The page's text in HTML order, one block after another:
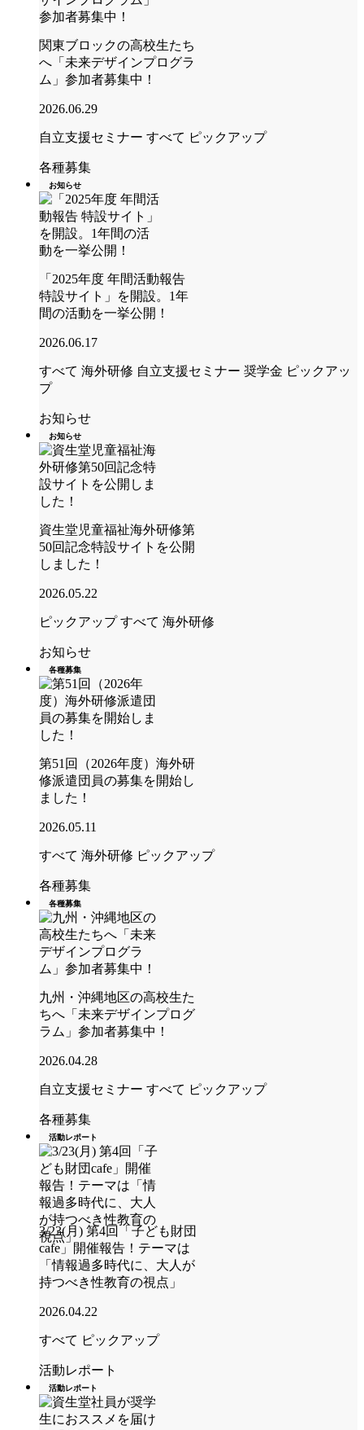
関東ブロックの高校生たち
へ「未来デザインプログラ
ム」参加者募集中！
2026.06.29
自立支援セミナー すべて ピックアップ
各種募集
お知らせ
「2025年度 年間活動報告
特設サイト」を開設。1年
間の活動を一挙公開！
2026.06.17
すべて 海外研修 自立支援セミナー 奨学金 ピックアッ
プ
お知らせ
お知らせ
資生堂児童福祉海外研修第
50回記念特設サイトを公開
しました！
2026.05.22
ピックアップ すべて 海外研修
お知らせ
各種募集
第51回（2026年度）海外研
修派遣団員の募集を開始し
ました！
2026.05.11
すべて 海外研修 ピックアップ
各種募集
各種募集
九州・沖縄地区の高校生た
ちへ「未来デザインプログ
ラム」参加者募集中！
2026.04.28
自立支援セミナー すべて ピックアップ
各種募集
活動レポート
3/23(月) 第4回「子ども財団
cafe」開催報告！テーマは
「情報過多時代に、大人が
持つべき性教育の視点」
2026.04.22
すべて ピックアップ
活動レポート
活動レポート